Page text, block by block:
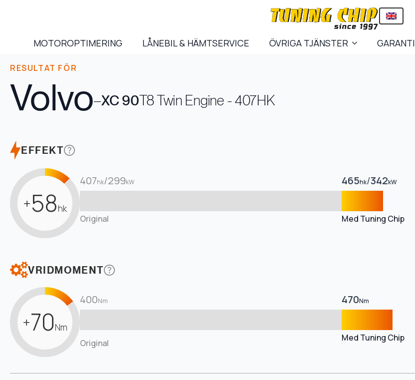
MOTOROPTIMERING LÅNEBIL & HÄMTSERVICE ÖVRIGA TJÄNSTER GARANTI
RESULTAT FÖR
Volvo–XC 90T8 Twin Engine - 407HK
EFFEKT
+58hk
407hk/299kW 465hk/342kW
Original Med Tuning Chip
VRIDMOMENT
+70Nm
400Nm 470Nm
Original Med Tuning Chip